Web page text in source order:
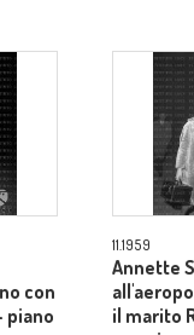
con
piano
11.1959
Annette
il marito